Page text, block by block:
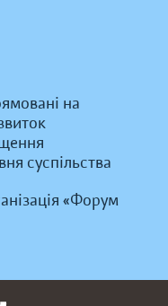
на
суспільства
«Форум